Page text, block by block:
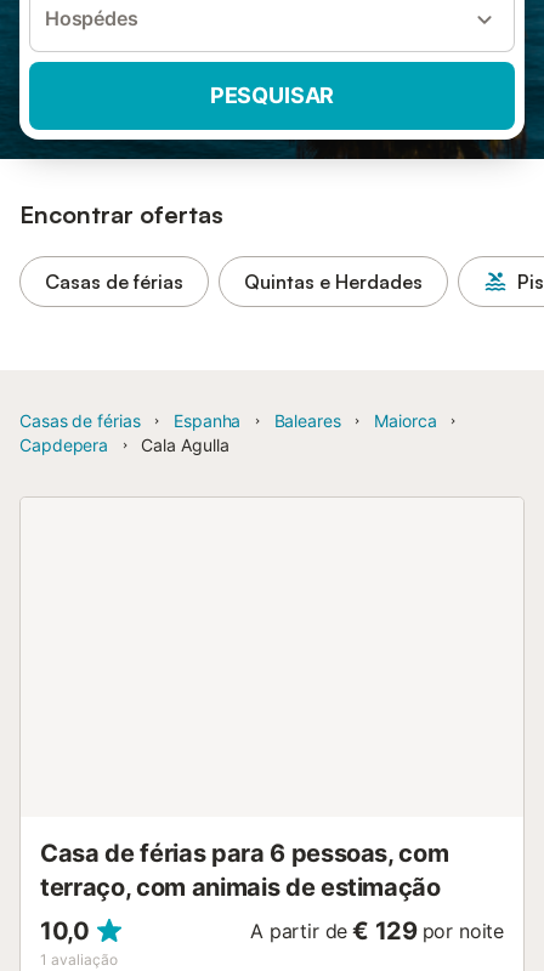
Hospédes
PESQUISAR
Encontrar ofertas
Casas de férias Quintas e Herdades
Casas de férias Espanha Baleares
Maiorca
Capdepera
Cala Agulla
Casa de férias para 6 pessoas, com
terraço, com animais de estimação
10,0
1 avaliação
A partir de € 129 por noite